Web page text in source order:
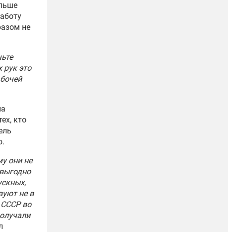
не
рук это
кто
они не
не в
СССР во